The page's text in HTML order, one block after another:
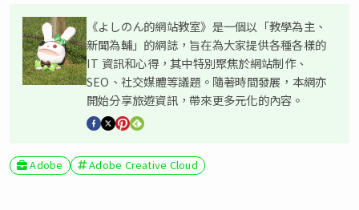
《よしのん的網站教室》是一個以「教學為主、
新聞為輔」的網誌，旨在為大家提供各種各樣的
IT 資訊和心得，其中特別聚焦於網站制作、
SEO、社交媒體等議題。隨著時間發展，本網亦
開始分享旅遊資訊，帶來更多元化的內容。
Adobe Adobe Creative Cloud